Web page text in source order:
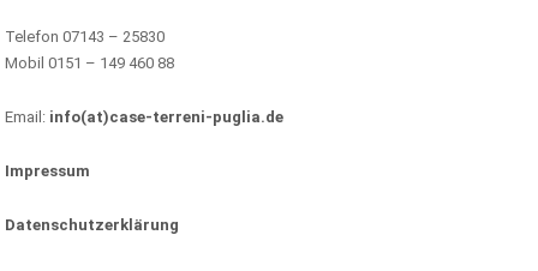
Telefon 07143 – 25830
Mobil 0151 – 149 460 88
Email: info(at)case-terreni-puglia.de
Impressum
Datenschutzerklärung